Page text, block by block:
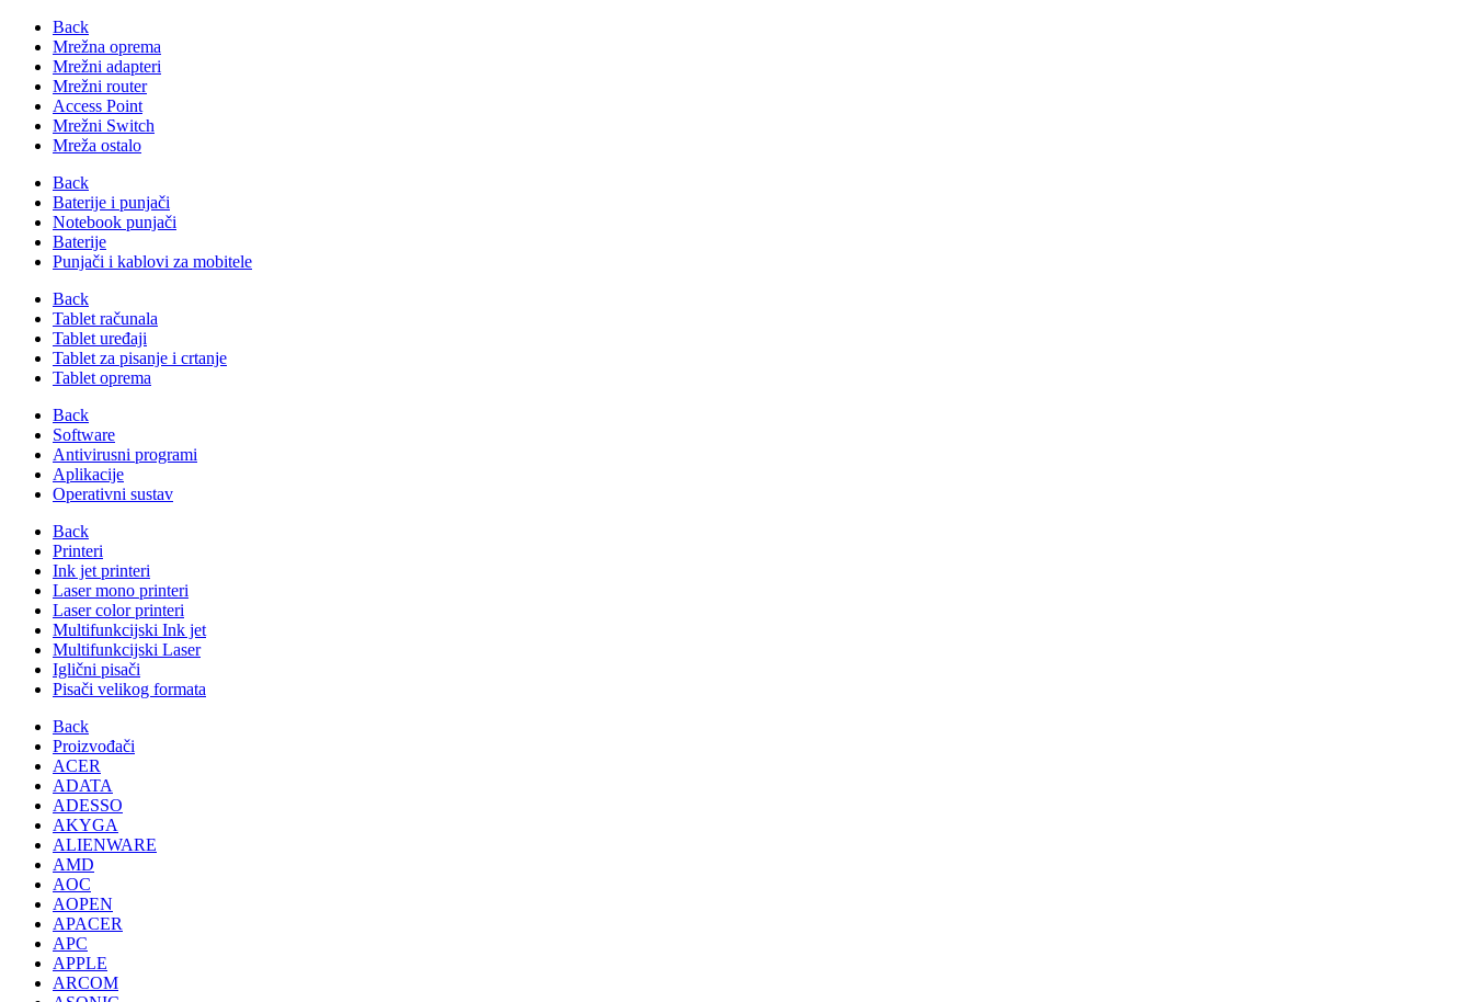
Back
Mrežna oprema
Mrežni adapteri
Mrežni router
Access Point
Mrežni Switch
Mreža ostalo
Back
Baterije i punjači
Notebook punjači
Baterije
Punjači i kablovi za mobitele
Back
Tablet računala
Tablet uređaji
Tablet za pisanje i crtanje
Tablet oprema
Back
Software
Antivirusni programi
Aplikacije
Operativni sustav
Back
Printeri
Ink jet printeri
Laser mono printeri
Laser color printeri
Multifunkcijski Ink jet
Multifunkcijski Laser
Iglični pisači
Pisači velikog formata
Back
Proizvođači
ACER
ADATA
ADESSO
AKYGA
ALIENWARE
AMD
AOC
AOPEN
APACER
APC
APPLE
ARCOM